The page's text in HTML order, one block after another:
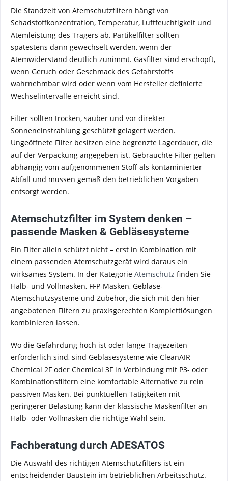
Die Standzeit von Atemschutzfiltern hängt von
Schadstoffkonzentration, Temperatur, Luftfeuchtigkeit und
Atemleistung des Trägers ab. Partikelfilter sollten
spätestens dann gewechselt werden, wenn der
Atemwiderstand deutlich zunimmt. Gasfilter sind erschöpft,
wenn Geruch oder Geschmack des Gefahrstoffs
wahrnehmbar wird oder wenn vom Hersteller definierte
Wechselintervalle erreicht sind.
Filter sollten trocken, sauber und vor direkter
Sonneneinstrahlung geschützt gelagert werden.
Ungeöffnete Filter besitzen eine begrenzte Lagerdauer, die
auf der Verpackung angegeben ist. Gebrauchte Filter gelten
abhängig vom aufgenommenen Stoff als kontaminierter
Abfall und müssen gemäß den betrieblichen Vorgaben
entsorgt werden.
Atemschutzfilter im System denken –
passende Masken & Gebläsesysteme
Ein Filter allein schützt nicht – erst in Kombination mit
einem passenden Atemschutzgerät wird daraus ein
wirksames System. In der Kategorie Atemschutz finden Sie
Halb- und Vollmasken, FFP-Masken, Gebläse-
Atemschutzsysteme und Zubehör, die sich mit den hier
angebotenen Filtern zu praxisgerechten Komplettlösungen
kombinieren lassen.
Wo die Gefährdung hoch ist oder lange Tragezeiten
erforderlich sind, sind Gebläsesysteme wie CleanAIR
Chemical 2F oder Chemical 3F in Verbindung mit P3- oder
Kombinationsfiltern eine komfortable Alternative zu rein
passiven Masken. Bei punktuellen Tätigkeiten mit
geringerer Belastung kann der klassische Maskenfilter an
Halb- oder Vollmasken die richtige Wahl sein.
Fachberatung durch ADESATOS
Die Auswahl des richtigen Atemschutzfilters ist ein
entscheidender Baustein im betrieblichen Arbeitsschutz.